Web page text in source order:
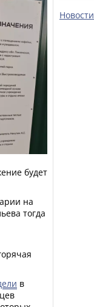
будет
на
тогда
в